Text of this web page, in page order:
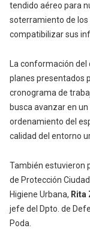
tendido aéreo para
soterramiento de los
compatibilizar sus
La conformación
planes presentados
cronograma de
busca avanzar en
ordenamiento del
calidad del entorno
También estuvieron
de Protección
Higiene Urbana, Rita
jefe del Dpto. de
Poda.